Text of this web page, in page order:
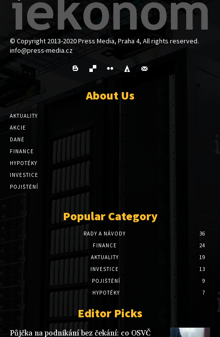
© Copyright 2013-2020 Press Media, Praha 4, All rights reserved.
info@press-media.cz
About Us
AKTUALITY
AKCIE
DANĚ
FINANCE
HYPOTÉKY
INVESTICE
POJIŠTĚNÍ
Popular Category
RADY A NÁVODY
36
FINANCE
24
AKTUALITY
19
INVESTICE
13
POJIŠTĚNÍ
9
HYPOTÉKY
7
Editor Picks
Půjčka na podnikání bez čekání: co OSVČ